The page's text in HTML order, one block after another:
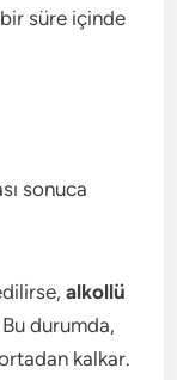
süre içinde
sonuca
alkollü
durumda,
kalkar.